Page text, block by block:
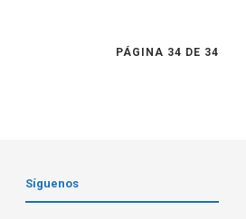
PÁGINA 34 DE 34
Síguenos